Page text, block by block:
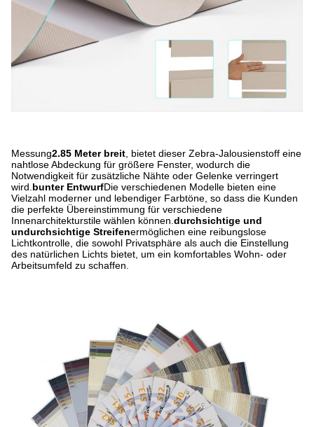
Messung2.85 Meter breit , bietet dieser Zebra-Jalousienstoff eine
nahtlose Abdeckung für größere Fenster, wodurch die
Notwendigkeit für zusätzliche Nähte oder Gelenke verringert
wird. bunter EntwurfDie verschiedenen Modelle bieten eine
Vielzahl moderner und lebendiger Farbtöne, so dass die Kunden
die perfekte Übereinstimmung für verschiedene
Innenarchitekturstile wählen können. durchsichtige und
undurchsichtige Streifenermöglichen eine reibungslose
Lichtkontrolle, die sowohl Privatsphäre als auch die Einstellung
des natürlichen Lichts bietet, um ein komfortables Wohn- oder
Arbeitsumfeld zu schaffen.